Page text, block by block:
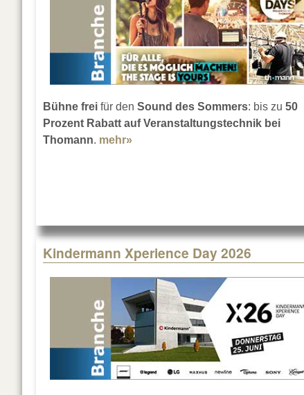
Bühne frei für den Sound des Sommers: bis zu 50
Prozent Rabatt auf Veranstaltungstechnik bei
Thomann. mehr»
Kindermann Xperience Day 2026